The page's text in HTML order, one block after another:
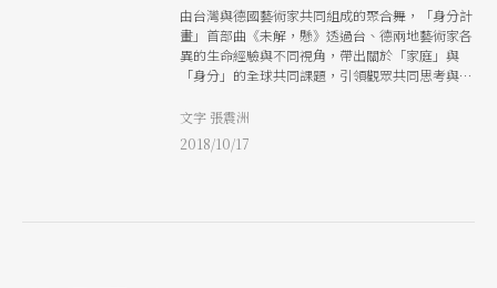
由台灣與德國藝術家共同組成的聚合舞，「身分計
畫」首部曲《未解，懸》透過台、德兩地藝術家各
異的生命經驗與不同視角，帶出關於「家庭」與
「身分」的全球共同課題，引領觀眾共同思考與討
文字 張震洲
2018/10/17